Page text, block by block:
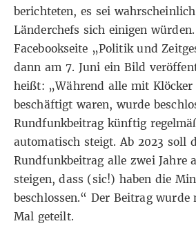
berichteten, es sei wahrscheinlich
Länderchefs sich einigen
Facebookseite „Politik und
dann am 7. Juni ein Bild
heißt: „Während alle mit
beschäftigt waren, wurde
Rundfunkbeitrag künftig
automatisch steigt. Ab 2023 soll
Rundfunkbeitrag alle zwei Jahre
steigen, dass (sic!) haben die
beschlossen.“ Der Beitrag wurde
Mal geteilt.